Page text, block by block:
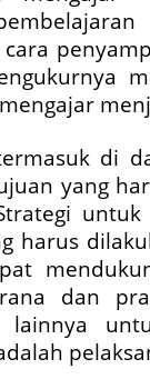
di
yang
harus
dan
lainnya